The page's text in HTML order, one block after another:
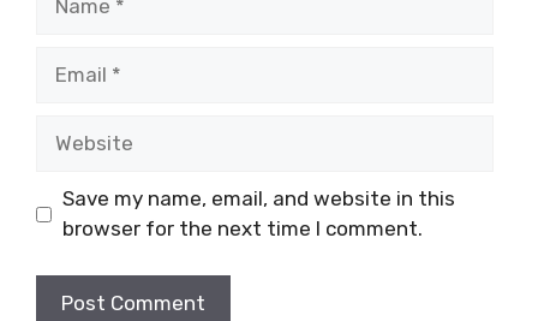
Save my name, email, and website in this
browser for the next time I comment.